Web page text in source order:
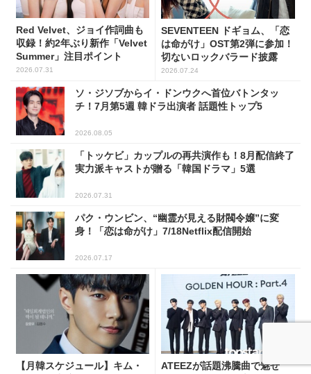
Red Velvet、ジョイ作詞曲も
収録！約2年ぶり新作「Velvet
Summer」注目ポイント
2026.07.31
SEVENTEEN ドギョム、「恋
は命がけ」OST第2弾に参加！
切ないロックバラード披露
2026.07.24
ソ・ジソブからイ・ドンウクへ首位バトンタッ
チ！7月第5週 韓ドラ出演者 話題性トップ5
2026.08.05
「トッケビ」カップルの再共演作も！8月配信終了
実力派キャストが贈る「韓国ドラマ」5選
2026.07.31
パク・ウンビン、“幽霊が見える財閥令嬢”に変
身！「恋は命がけ」7/18Netflix配信開始
2026.07.17
【月韓スケジュール】キム・
ATEEZが話題沸騰曲で魅せ